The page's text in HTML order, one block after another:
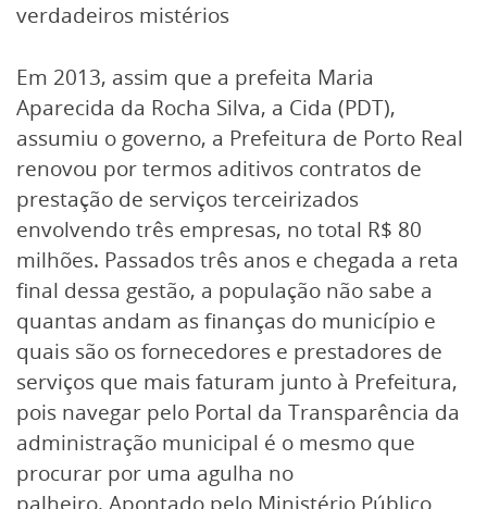
verdadeiros mistérios
Em 2013, assim que a prefeita Maria
Aparecida da Rocha Silva, a Cida (PDT),
assumiu o governo, a Prefeitura de Porto Real
renovou por termos aditivos contratos de
prestação de serviços terceirizados
envolvendo três empresas, no total R$ 80
milhões. Passados três anos e chegada a reta
final dessa gestão, a população não sabe a
quantas andam as finanças do município e
quais são os fornecedores e prestadores de
serviços que mais faturam junto à Prefeitura,
pois navegar pelo Portal da Transparência da
administração municipal é o mesmo que
procurar por uma agulha no
palheiro. Apontado pelo Ministério Público